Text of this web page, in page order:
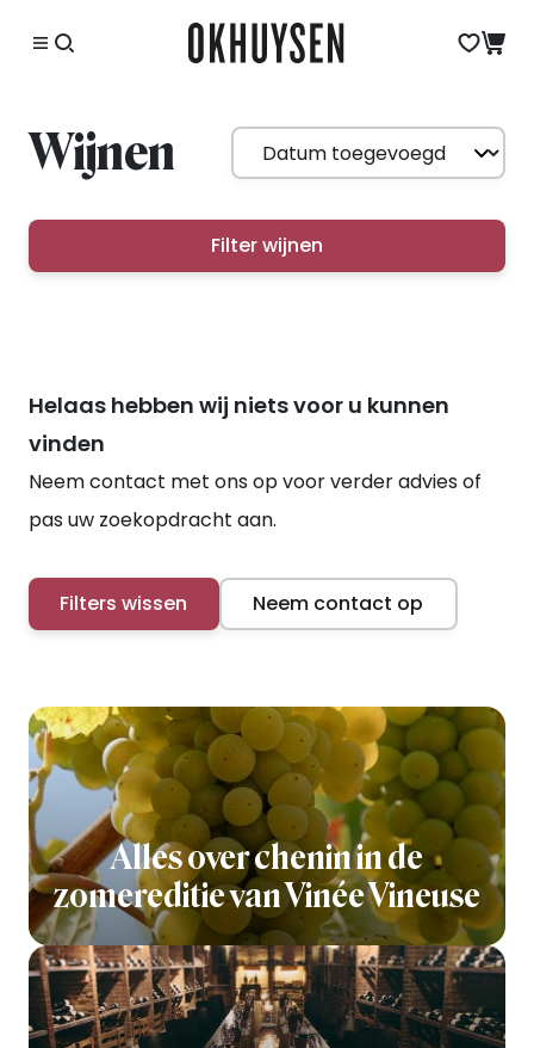
Wijnen
Filter wijnen
Helaas hebben wij niets voor u kunnen
vinden
Neem contact met ons op voor verder advies of
pas uw zoekopdracht aan.
Filters wissen Neem contact op
Alles over chenin in de
zomereditie van Vinée Vineuse